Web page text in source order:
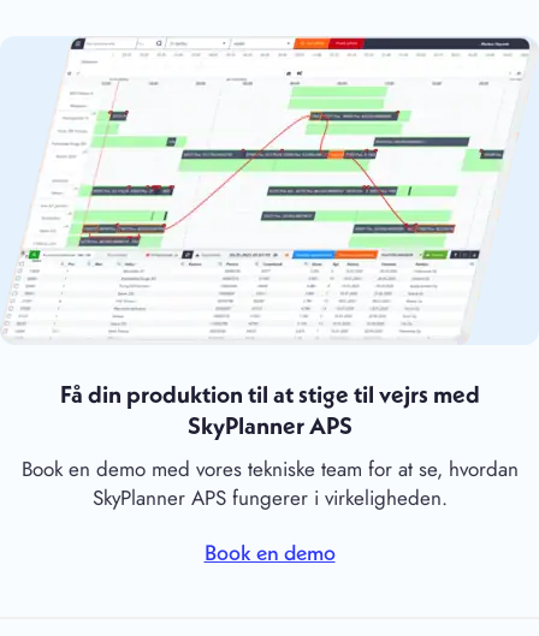
Få din produktion til at stige til vejrs med
SkyPlanner APS
Book en demo med vores tekniske team for at se, hvordan
SkyPlanner APS fungerer i virkeligheden.
Book en demo